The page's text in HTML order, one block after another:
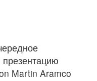
Martin Aramco